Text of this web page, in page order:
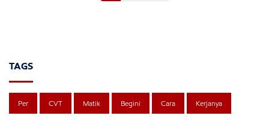
TAGS
Per CVT Matik Begini Cara Kerjanya